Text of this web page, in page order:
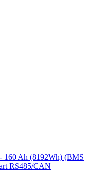
160 Ah (8192Wh) (BMS
RS485/CAN